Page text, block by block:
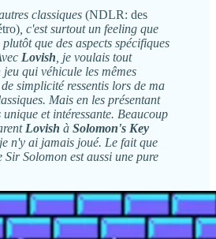
classiques (NDLR: des
, c'est surtout un feeling que
que des aspects spécifiques
Lovish , je voulais tout
qui véhicule les mêmes
simplicité ressentis lors de ma
Mais en les présentant
et intéressante. Beaucoup
Lovish à Solomon's Key
n'y ai jamais joué. Le fait que
Sir Solomon est aussi une pure